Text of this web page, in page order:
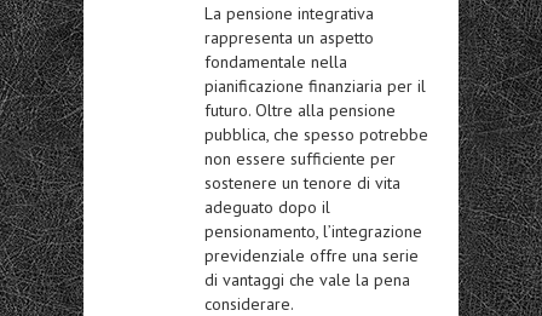
La pensione integrativa
rappresenta un aspetto
fondamentale nella
pianificazione finanziaria per il
futuro. Oltre alla pensione
pubblica, che spesso potrebbe
non essere sufficiente per
sostenere un tenore di vita
adeguato dopo il
pensionamento, l’integrazione
previdenziale offre una serie
di vantaggi che vale la pena
considerare.